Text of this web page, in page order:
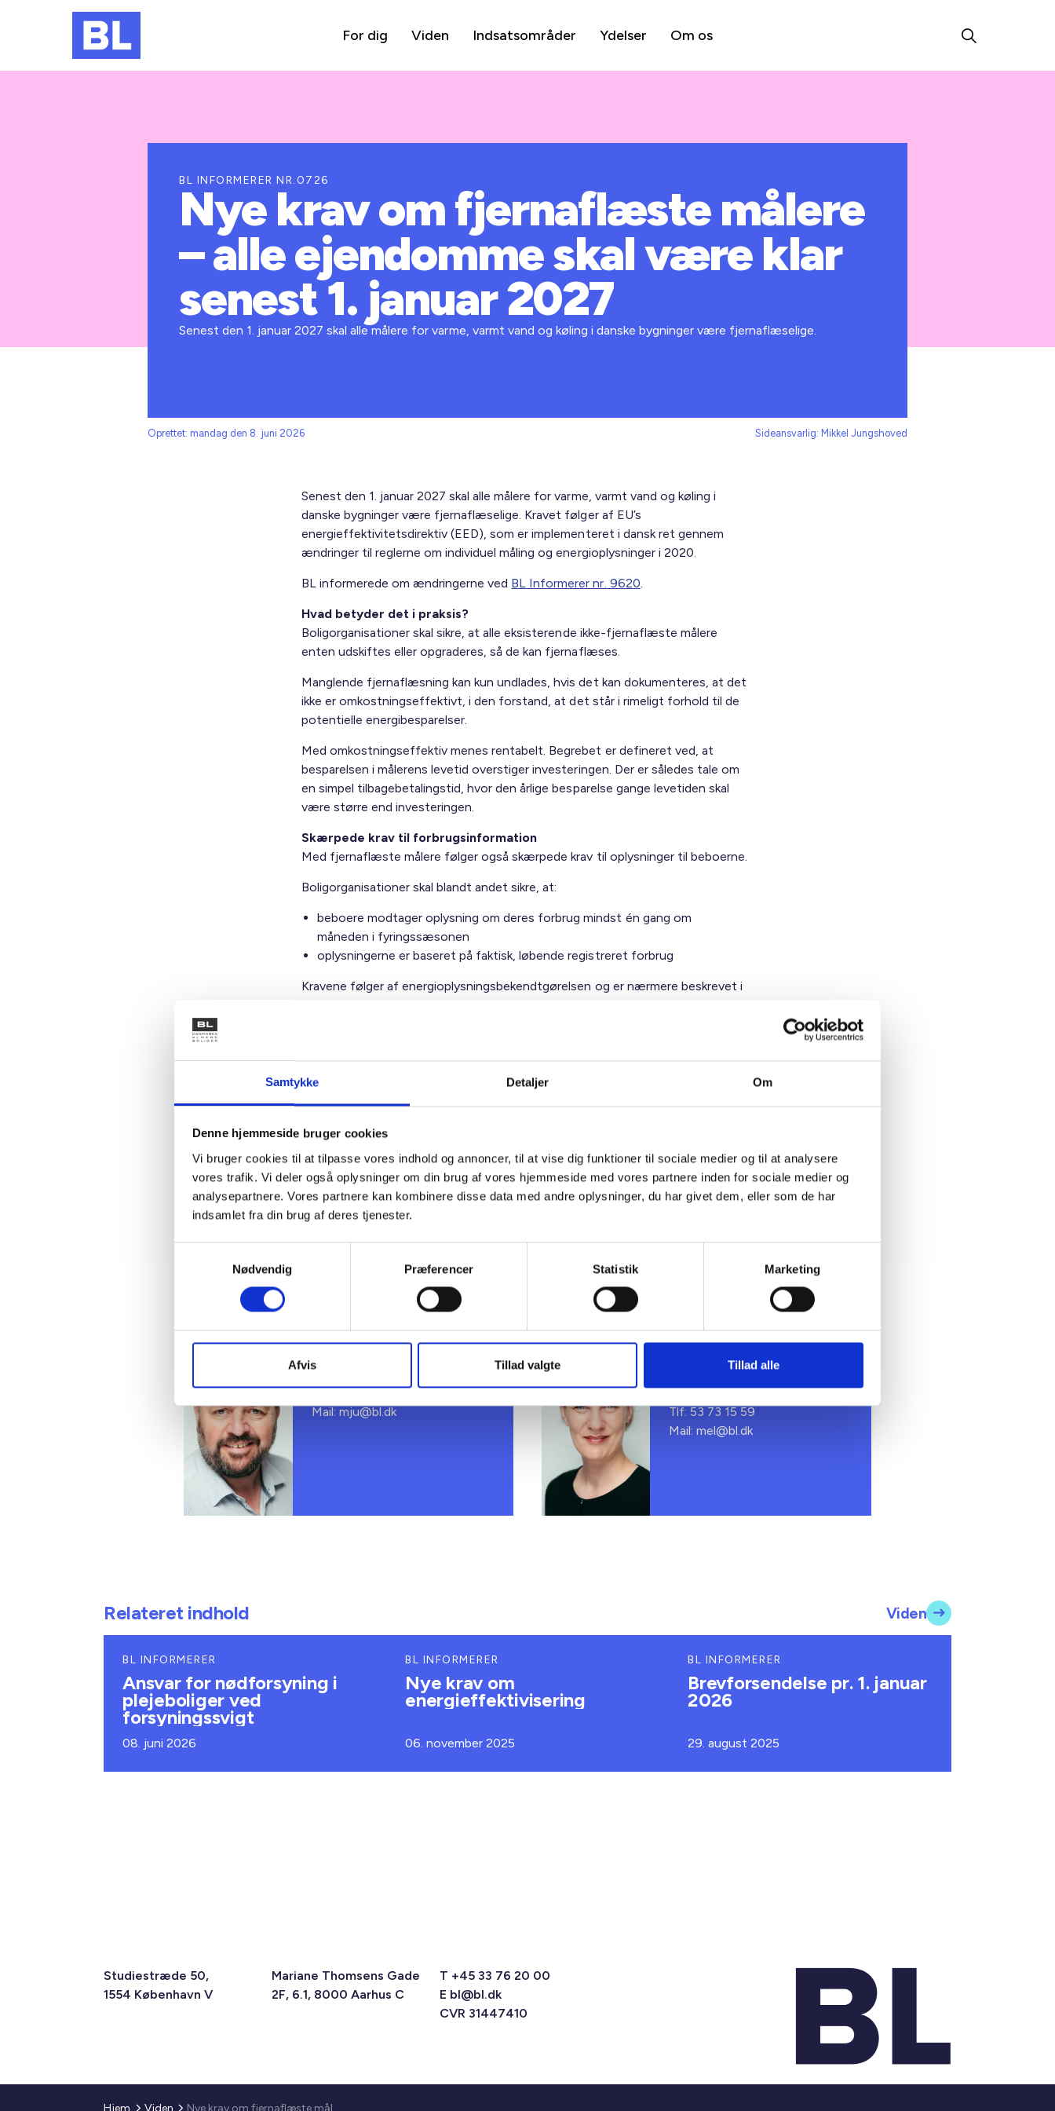
Samtykke Detaljer Om
Denne hjemmeside bruger cookies
Vi bruger cookies til at tilpasse vores indhold og annoncer, til at vise dig funktioner til sociale medier og til at analysere
vores trafik. Vi deler også oplysninger om din brug af vores hjemmeside med vores partnere inden for sociale medier og
analysepartnere. Vores partnere kan kombinere disse data med andre oplysninger, du har givet dem, eller som de har
indsamlet fra din brug af deres tjenester.
Nødvendig
Præferencer Statistik Marketing
Afvis Tillad valgte Tillad alle
For dig Viden Indsatsområder Ydelser Om os
BL INFORMERER NR.0726
Nye krav om fjernaflæste målere
– alle ejendomme skal være klar
senest 1. januar 2027
Senest den 1. januar 2027 skal alle målere for varme, varmt vand og køling i danske bygninger være fjernaflæselige.
Oprettet: mandag den 8. juni 2026 Sideansvarlig: Mikkel Jungshoved
Senest den 1. januar 2027 skal alle målere for varme, varmt vand og køling i
danske bygninger være fjernaflæselige. Kravet følger af EU’s
energieffektivitetsdirektiv (EED), som er implementeret i dansk ret gennem
ændringer til reglerne om individuel måling og energioplysninger i 2020.
BL informerede om ændringerne ved BL Informerer nr. 9620.
Hvad betyder det i praksis?
Boligorganisationer skal sikre, at alle eksisterende ikke-fjernaflæste målere
enten udskiftes eller opgraderes, så de kan fjernaflæses.
Manglende fjernaflæsning kan kun undlades, hvis det kan dokumenteres, at det
ikke er omkostningseffektivt, i den forstand, at det står i rimeligt forhold til de
potentielle energibesparelser.
Med omkostningseffektiv menes rentabelt. Begrebet er defineret ved, at
besparelsen i målerens levetid overstiger investeringen. Der er således tale om
en simpel tilbagebetalingstid, hvor den årlige besparelse gange levetiden skal
være større end investeringen.
Skærpede krav til forbrugsinformation
Med fjernaflæste målere følger også skærpede krav til oplysninger til beboerne.
Boligorganisationer skal blandt andet sikre, at:
beboere modtager oplysning om deres forbrug mindst én gang om
måneden i fyringssæsonen
oplysningerne er baseret på faktisk, løbende registreret forbrug
Kravene følger af energioplysningsbekendtgørelsen og er nærmere beskrevet i
kortlægge eksisterende målere
beslutte om målere kan opgraderes eller skal udskiftes
eller evt. dokumentere, at det ikke vil være omkostningseffektivt at
udskifte målerne.
BL anbefaler derfor, at arbejdet igangsættes allerede nu, hvis det ikke er sket.
Med venlig hilsen
Kontakt
Teknisk konsulent
Tlf: 53 73 15 46
Mail: mju@bl.dk
Mette Nørgaard
Juridisk konsulent
Tlf: 53 73 15 59
Mail: mel@bl.dk
Relateret indhold Viden
BL INFORMERER
Ansvar for nødforsyning i
plejeboliger ved
forsyningssvigt
08. juni 2026
BL INFORMERER
Nye krav om
energieffektivisering
06. november 2025
BL INFORMERER
Brevforsendelse pr. 1. januar
2026
29. august 2025
Studiestræde 50,
1554 København V
Mariane Thomsens Gade
2F, 6.1, 8000 Aarhus C
T +45 33 76 20 00
E bl@bl.dk
CVR 31447410
Hjem Viden